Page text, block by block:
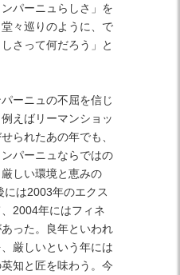
パーニュらしさ」を
々巡りのように、で
さって何だろう」と
ーニュの不屈を信じ
えばリーマンショッ
られたあの年でも、
パーニュならではの
しい環境と恵みの
は2003年のエクス
2004年にはフィネ
った。良年といわれ
厳しいという年には
知と匠を味わう。今